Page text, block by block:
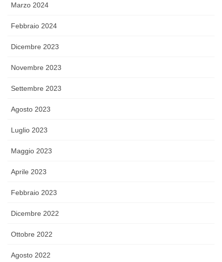
Marzo 2024
Febbraio 2024
Dicembre 2023
Novembre 2023
Settembre 2023
Agosto 2023
Luglio 2023
Maggio 2023
Aprile 2023
Febbraio 2023
Dicembre 2022
Ottobre 2022
Agosto 2022